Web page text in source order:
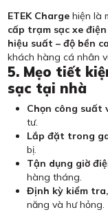
ETEK Chargehiện là
cấp trạm sạc xe
hiệu suất – độ bền
khách hàng cá nhân
5. Mẹo tiết
sạc tại nhà
Chọn công suất
tư.
Lắp đặt trong
bị.
Tận dụng giờ
hàng tháng.
Định kỳ kiểm
năng và hư hỏng.